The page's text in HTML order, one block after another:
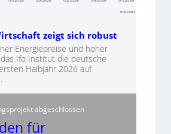
zeigt sich robust
Energiepreise und hoher
Ifo Institut die deutsche
Halbjahr 2026 auf
abgeschlossen
für